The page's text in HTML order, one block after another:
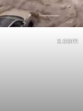
x.com